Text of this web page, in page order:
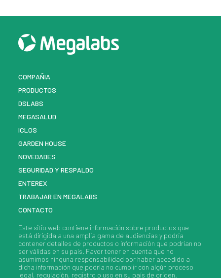
COMPAÑIA
PRODUCTOS
DSLABS
MEGASALUD
ICLOS
GARDEN HOUSE
NOVEDADES
SEGURIDAD Y RESPALDO
ENTEREX
TRABAJAR EN MEGALABS
CONTACTO
Este sitio web contiene información sobre productos que
está dirigida a una amplia gama de audiencias y podría
contener detalles de productos o información que podrían no
ser válidas en su país. Favor tener en cuenta que no
asumimos ninguna responsabilidad por haber accedido a
dicha información que podría no cumplir con algún proceso
legal, regulación, registro o uso en su país de origen.